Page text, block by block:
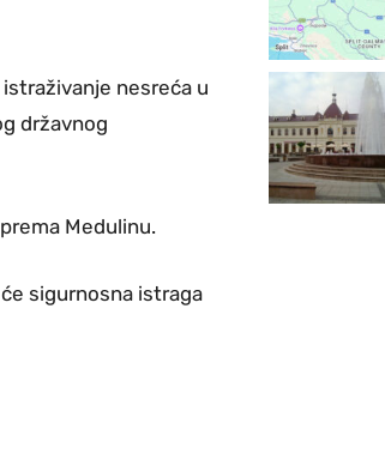
nesreća u
državnog
Medulinu.
sigurnosna istraga